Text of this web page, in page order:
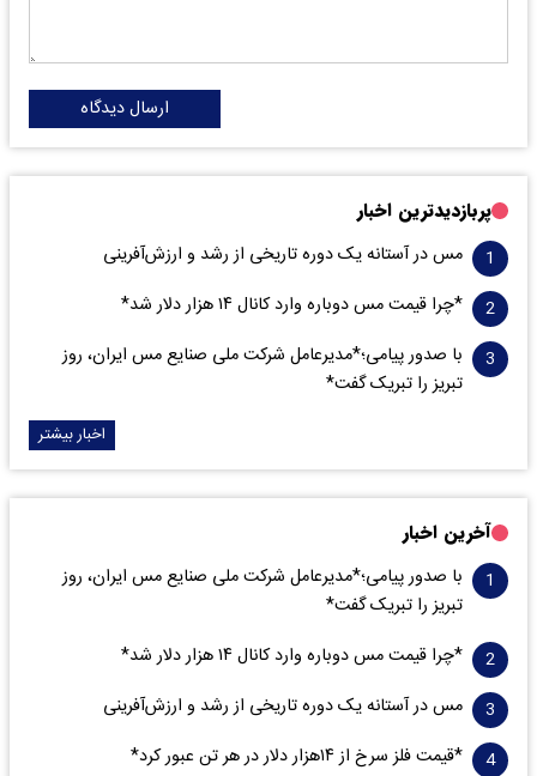
ارسال دیدگاه
پربازدیدترین اخبار
مس در آستانه یک دوره تاریخی از رشد و ارزش‌آفرینی
*چرا قیمت مس دوباره وارد کانال ۱۴ هزار دلار شد*
با صدور پیامی؛*مدیرعامل شرکت ملی صنایع مس ایران، روز
تبریز را تبریک گفت*
اخبار بیشتر
آخرین اخبار
با صدور پیامی؛*مدیرعامل شرکت ملی صنایع مس ایران، روز
تبریز را تبریک گفت*
*چرا قیمت مس دوباره وارد کانال ۱۴ هزار دلار شد*
مس در آستانه یک دوره تاریخی از رشد و ارزش‌آفرینی
*قیمت فلز سرخ از ۱۴هزار دلار در هر تن عبور کرد*